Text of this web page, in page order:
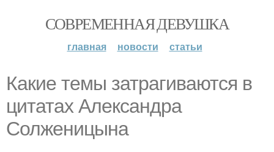
СОВРЕМЕННАЯ ДЕВУШКА
главная новости статьи
Какие темы затрагиваются в
цитатах Александра
Солженицына